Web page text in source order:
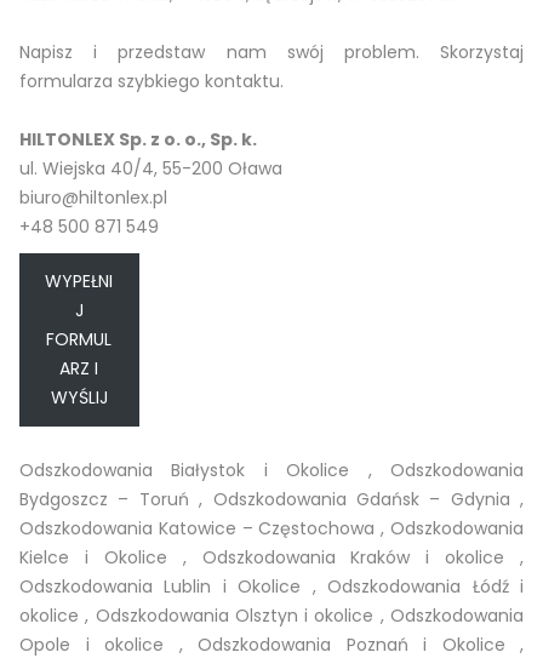
Napisz i przedstaw nam swój problem. Skorzystaj
formularza szybkiego kontaktu.
HILTONLEX Sp. z o. o., Sp. k.
ul. Wiejska 40/4, 55-200 Oława
biuro@hiltonlex.pl
+48 500 871 549
WYPEŁNI
J
FORMUL
ARZ I
WYŚLIJ
Odszkodowania Białystok i Okolice , Odszkodowania
Bydgoszcz – Toruń , Odszkodowania Gdańsk – Gdynia ,
Odszkodowania Katowice – Częstochowa , Odszkodowania
Kielce i Okolice , Odszkodowania Kraków i okolice ,
Odszkodowania Lublin i Okolice , Odszkodowania Łódź i
okolice , Odszkodowania Olsztyn i okolice , Odszkodowania
Opole i okolice , Odszkodowania Poznań i Okolice ,